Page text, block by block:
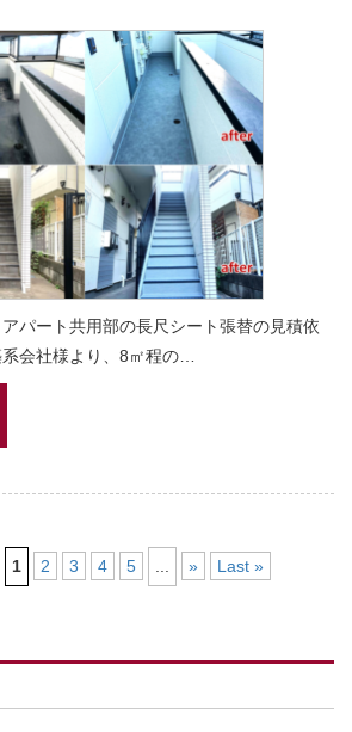
パート共用部の長尺シート張替の見積依
会社様より、8㎡程の…
1 2 3 4 5 » Last »